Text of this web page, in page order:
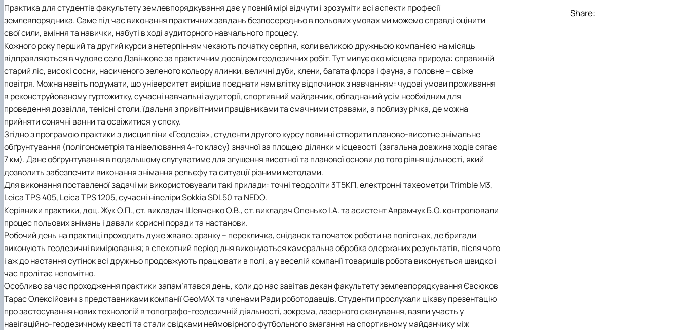
Успішні випускники
GeoCampus Hub
Акредитація
Проведення відкритих лекцій
Неформальна освіта
Практика для студентів факультету землевпорядкування дає у повній мірі відчути і зрозуміти всі аспекти професії
землевпорядника. Саме під час виконання практичних завдань безпосередньо в польових умовах ми можемо справді оцінити
свої сили, вміння та навички, набуті в ході аудиторного навчального процесу.
Кожного року перший та другий курси з нетерпінням чекають початку серпня, коли великою дружньою компанією на місяць
відправляються в чудове село Дзвінкове за практичним досвідом геодезичних робіт. Тут милує око місцева природа: справжній
старий ліс, високі сосни, насиченого зеленого кольору ялинки, величні дуби, клени, багата флора і фауна, а головне – свіже
повітря. Можна навіть подумати, що університет вирішив поєднати нам влітку відпочинок з навчанням: чудові умови проживання
в реконструйованому гуртожитку, сучасні навчальні аудиторії, спортивний майданчик, обладнаний усім необхідним для
проведення дозвілля, тенісні столи, їдальня з привітними працівниками та смачними стравами, а поблизу річка, де можна
прийняти сонячні ванни та освіжитися у спеку.
Згідно з програмою практики з дисципліни «Геодезія», студенти другого курсу повинні створити планово-висотне знімальне
обґрунтування (полігонометрія та нівелювання 4-го класу) значної за площею ділянки місцевості (загальна довжина ходів сягає
7 км). Дане обґрунтування в подальшому слугуватиме для згущення висотної та планової основи до того рівня щільності, який
дозволить забезпечити виконання знімання рельєфу та ситуації різними методами.
Для виконання поставленої задачі ми використовували такі прилади: точні теодоліти 3Т5КП, електронні тахеометри Trimble M3,
Leiсa TPS 405, Leiсa TPS 1205, сучасні нівеліри Sokkia SDL50 та NEDO.
Керівники практики, доц. Жук О.П., ст. викладач Шевченко О.В., ст. викладач Опенько І.А. та асистент Аврамчук Б.О. контролювали
процес польових знімань і давали корисні поради та настанови.
Робочий день на практиці проходить дуже жваво: зранку – перекличка, сніданок та початок роботи на полігонах, де бригади
виконують геодезичні вимірювання; в спекотний період дня виконуються камеральна обробка одержаних результатів, після чого
і аж до настання сутінок всі дружньо продовжують працювати в полі, а у веселій компанії товаришів робота виконується швидко і
час пролітає непомітно.
Особливо за час проходження практики запам’ятався день, коли до нас завітав декан факультету землевпорядкування Євсюков
Тарас Олексійович з представниками компанії GeoMAX та членами Ради роботодавців. Студенти прослухали цікаву презентацію
про застосування нових технологій в топографо-геодезичній діяльності, зокрема, лазерного сканування, взяли участь у
навігаційно-геодезичному квесті та стали свідками неймовірного футбольного змагання на спортивному майданчику між
Share: